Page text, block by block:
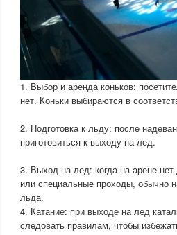
1. Выбор и аренда коньков:
нет. Коньки выбираются в
2. Подготовка к льду: после
приготовиться к выходу на лед.
3. Выход на лед: когда на арене
или специальные проходы, обычно
льда.
4. Катание: при выходе на лед
следовать правилам, чтобы